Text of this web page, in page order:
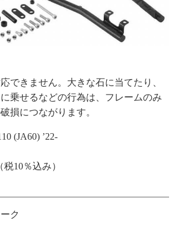
できません。大きな石に当てたり、
乗せるなどの行為は、フレームのみ
損につながります。
(JA60) ’22-
税10％込み）
ク